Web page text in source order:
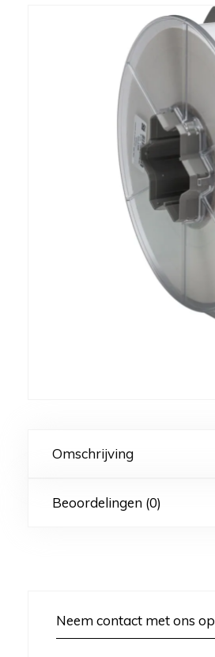
Omschrijving
Beoordelingen (0)
Neem contact met ons op